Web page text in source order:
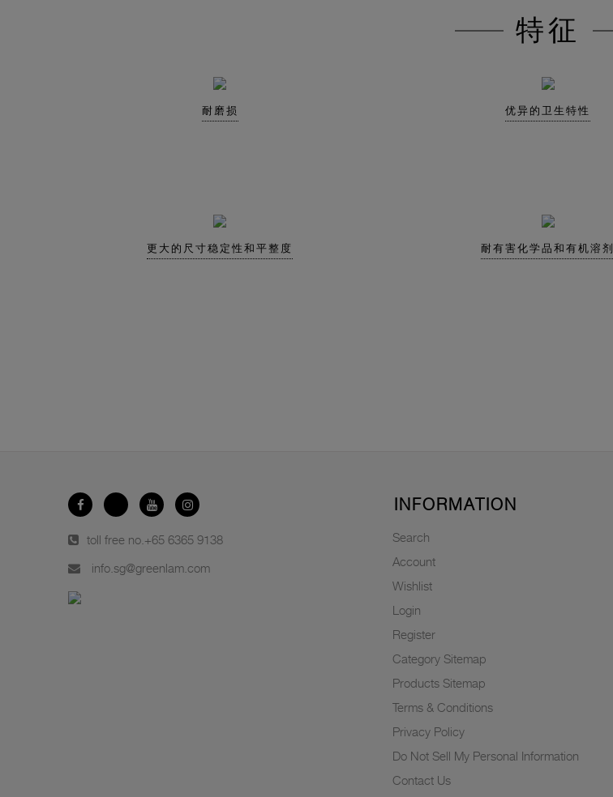
特征
耐磨损 优异的卫生特性
更大的尺寸稳定性和平整度 耐有害化学品和有机溶剂
toll free no. +65 6365 9138
info.sg@greenlam.com
INFORMATION
Search
Account
Wishlist
Login
Register
Category Sitemap
Products Sitemap
Terms & Conditions
Privacy Policy
Do Not Sell My Personal Information
Contact Us